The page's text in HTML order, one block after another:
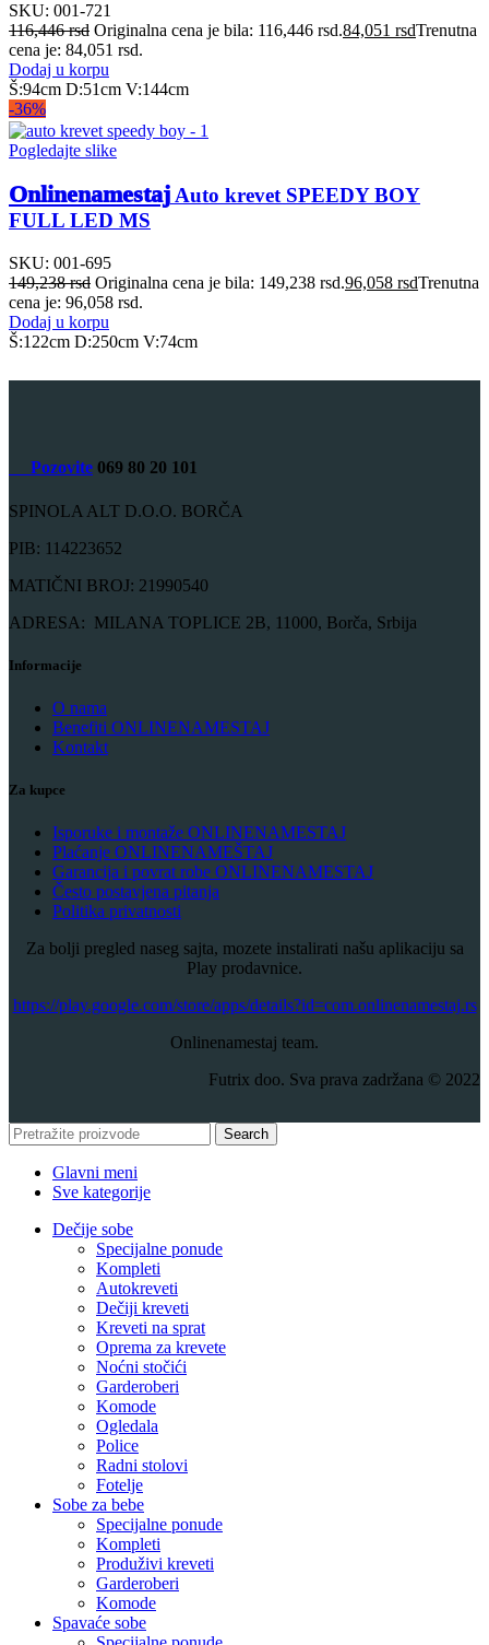
SKU: 001-721
116,446rsd Originalna cena je bila: 116,446 rsd.84,051 rsdTrenutna
cena je: 84,051 rsd.
Dodaj u korpu
Š:94cm D:51cm V:144cm
-36%
Pogledajte slike
OnlinenamestajAuto krevet SPEEDY BOY
FULL LED MS
SKU: 001-695
149,238rsd Originalna cena je bila: 149,238 rsd.96,058 rsdTrenutna
cena je: 96,058 rsd.
Dodaj u korpu
Š:122cm D:250cm V:74cm
Pozovite 069 80 20 101
SPINOLA ALT D.O.O. BORČA
PIB: 114223652
MATIČNI BROJ: 21990540
ADRESA: MILANA TOPLICE 2B, 11000, Borča, Srbija
Informacije
O nama
Benefiti ONLINENAMESTAJ
Kontakt
Za kupce
Isporuke i montaže ONLINENAMESTAJ
Plaćanje ONLINENAMEŠTAJ
Garancija i povrat robe ONLINENAMESTAJ
Često postavjena pitanja
Politika privatnosti
Za bolji pregled naseg sajta, mozete instalirati našu aplikaciju sa
Play prodavnice.
​https://play.google.com/store/apps/details?id=com.onlinenamestaj.rs
Onlinenamestaj team.
Futrix doo. Sva prava zadržana © 2022
Search
Glavni meni
Sve kategorije
Dečije sobe
Specijalne ponude
Kompleti
Autokreveti
Dečiji kreveti
Kreveti na sprat
Oprema za krevete
Noćni stočići
Garderoberi
Komode
Ogledala
Police
Radni stolovi
Fotelje
Sobe za bebe
Specijalne ponude
Kompleti
Produživi kreveti
Garderoberi
Komode
Spavaće sobe